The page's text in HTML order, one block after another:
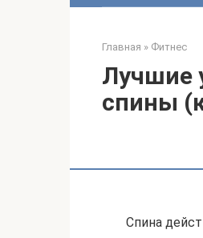
Главная » Фитнес
Лучшие
спины
Спина